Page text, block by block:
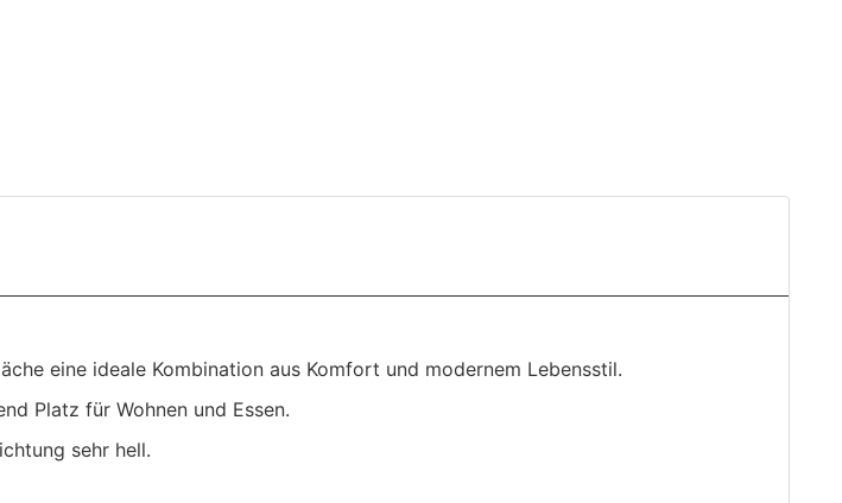
eine ideale Kombination aus Komfort und modernem Lebensstil.
Platz für Wohnen und Essen.
sehr hell.